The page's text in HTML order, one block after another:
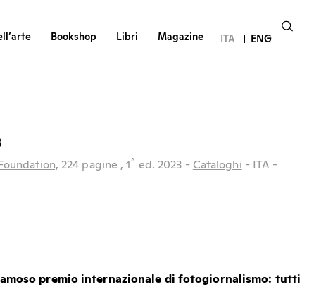
Bookshop Libri Magazine ITA ENG
224 pagine , 1^ ed. 2023 - Cataloghi - ITA -
premio internazionale di fotogiornalismo: tutti